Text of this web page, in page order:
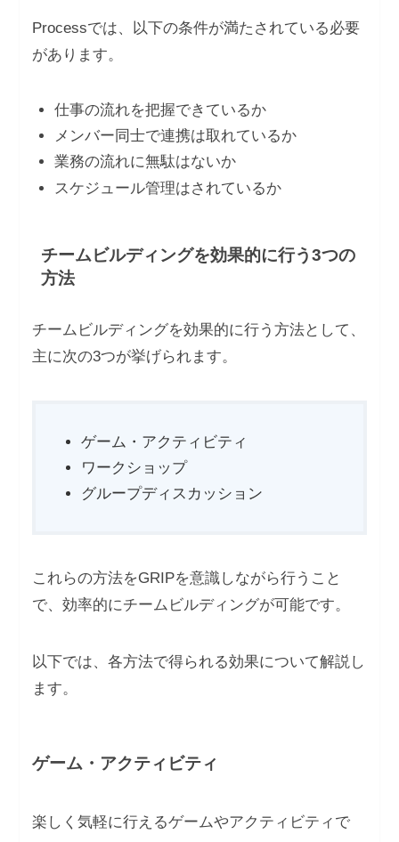
Processでは、以下の条件が満たされている必要
があります。
仕事の流れを把握できているか
メンバー同士で連携は取れているか
業務の流れに無駄はないか
スケジュール管理はされているか
チームビルディングを効果的に行う3つの
方法
チームビルディングを効果的に行う方法として、
主に次の3つが挙げられます。
ゲーム・アクティビティ
ワークショップ
グループディスカッション
これらの方法をGRIPを意識しながら行うこと
で、効率的にチームビルディングが可能です。
以下では、各方法で得られる効果について解説し
ます。
ゲーム・アクティビティ
楽しく気軽に行えるゲームやアクティビティで